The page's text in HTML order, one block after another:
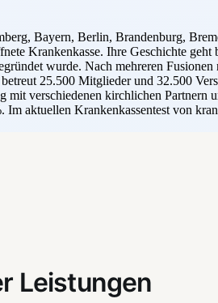
Bayern, Berlin, Brandenburg,
Krankenkasse. Ihre Geschichte
wurde. Nach mehreren
25.500 Mitglieder und 32.500
mit verschiedenen kirchlichen
Im aktuellen Krankenkassentest von
Leistungen